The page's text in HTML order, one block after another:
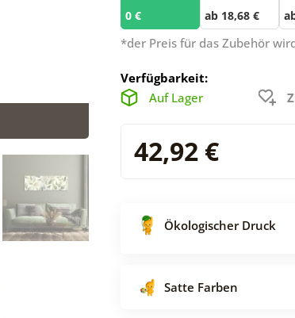
0 € ab 18,68 €
*der Preis für das Zubehör
Verfügbarkeit:
Auf Lager
42,92 €
Ökologischer Druck
Satte Farben